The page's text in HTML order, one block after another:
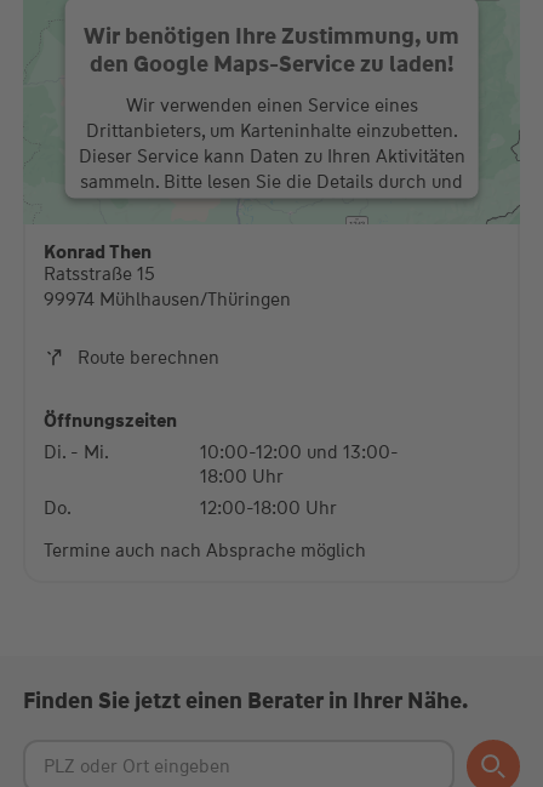
Wir benötigen Ihre Zustimmung, um
den Google Maps-Service zu laden!
Wir verwenden einen Service eines
Drittanbieters, um Karteninhalte einzubetten.
Dieser Service kann Daten zu Ihren Aktivitäten
sammeln. Bitte lesen Sie die Details durch und
stimmen Sie der Nutzung des Service zu, um
diese Karte anzuzeigen.
Konrad Then
Ratsstraße 15
99974 Mühlhausen/Thüringen
Route berechnen
Öffnungszeiten
Di. - Mi.
10:00-12:00 und 13:00-
18:00 Uhr
Do.
12:00-18:00 Uhr
Termine auch nach Absprache möglich
Finden Sie jetzt einen Berater in Ihrer Nähe.